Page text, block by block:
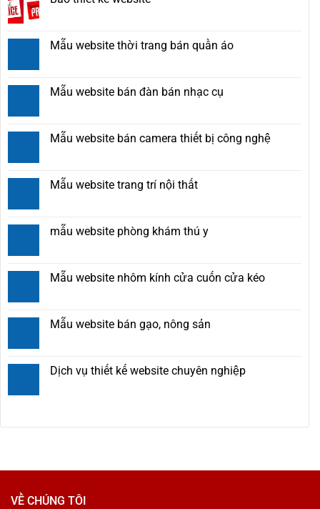
Mẫu website thời trang bán quần áo
Mẫu website bán đàn bán nhạc cụ
Mẫu website bán camera thiết bị công nghệ
Mẫu website trang trí nội thất
mẫu website phòng khám thú y
Mẫu website nhôm kính cửa cuốn cửa kéo
Mẫu website bán gạo, nông sản
Dịch vụ thiết kế website chuyên nghiệp
VỀ CHÚNG TÔI